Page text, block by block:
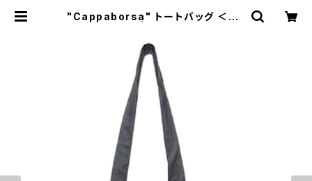
"Cappaborsa" トートバッグ ＜GR